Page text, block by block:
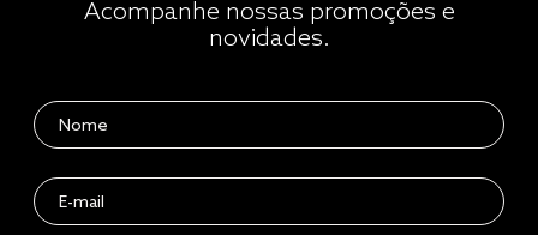
Acompanhe nossas promoções e
novidades.